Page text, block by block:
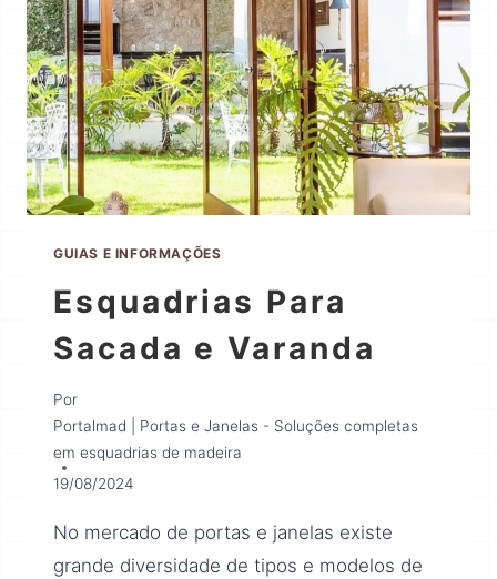
GUIAS E INFORMAÇÕES
Esquadrias Para
Sacada e Varanda
Por
Portalmad | Portas e Janelas - Soluções completas
em esquadrias de madeira
19/08/2024
No mercado de portas e janelas existe
grande diversidade de tipos e modelos de